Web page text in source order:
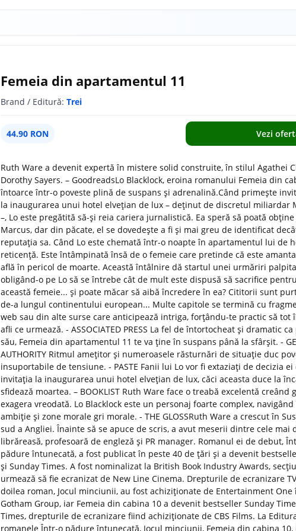
Femeia din apartamentul 11
Brand / Editură: Trei
44.90 RON Vezi
Ruth Ware a devenit expertă în mistere solid construite, în stilul Agathei
Dorothy Sayers. – GoodreadsLo Blacklock, eroina romanului Femeia din
întoarce într-o poveste plină de suspans și adrenalină.Când primește
la inaugurarea unui hotel elvețian de lux – deținut de discretul miliardar
–, Lo este pregătită să-și reia cariera jurnalistică. Ea speră să poată
Marcus, dar din păcate, el se dovedește a fi și mai greu de identificat
reputația sa. Când Lo este chemată într-o noapte în apartamentul lui de
reticență. Este întâmpinată însă de o femeie care pretinde că este
află în pericol de moarte. Această întâlnire dă startul unei urmăriri
obligând-o pe Lo să se întrebe cât de mult este dispusă să sacrifice
această femeie... și poate măcar să aibă încredere în ea? Cititorii sunt
de-a lungul continentului european... Multe capitole se termină cu
web sau din alte surse care anticipează intriga, forțându-te practic să tot
afli ce urmează. - ASSOCIATED PRESS La fel de întortocheat și dramatic
său, Femeia din apartamentul 11 te va ține în suspans până la sfârșit. -
AUTHORITY Ritmul amețitor și numeroasele răsturnări de situație duc
insuportabile de tensiune. - PASTE Fanii lui Lo vor fi extaziați de decizia ei
invitația la inaugurarea unui hotel elvețian de lux, căci aceasta duce la
sfidează moartea. – BOOKLIST Ruth Ware face o treabă excelentă creând
exagera vreodată. Lo Blacklock este un personaj foarte complex,
ambiție și zone morale gri morale. - THE GLOSSRuth Ware a crescut în
sud a Angliei. Înainte să se apuce de scris, a avut meserii dintre cele mai
librăreasă, profesoară de engleză și PR manager. Romanul ei de debut,
pădure întunecată, a fost publicat în peste 40 de țări și a devenit
și Sunday Times. A fost nominalizat la British Book Industry Awards,
urmează să fie ecranizat de New Line Cinema. Drepturile de ecranizare
doilea roman, Jocul minciunii, au fost achiziționate de Entertainment
Gotham Group, iar Femeia din cabina 10 a devenit bestseller Sunday
Times, drepturile de ecranizare fiind achiziționate de CBS Films. La
romanele Într-o pădure întunecată, Jocul minciunii, Femeia din cabina